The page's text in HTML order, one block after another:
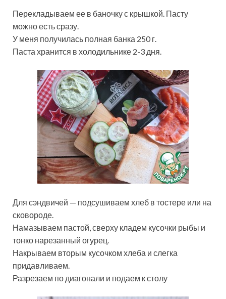
Перекладываем ее в баночку с крышкой. Пасту
можно есть сразу.
У меня получилась полная банка 250 г.
Паста хранится в холодильнике 2-3 дня.
Для сэндвичей — подсушиваем хлеб в тостере или на
сковороде.
Намазываем пастой, сверху кладем кусочки рыбы и
тонко нарезанный огурец.
Накрываем вторым кусочком хлеба и слегка
придавливаем.
Разрезаем по диагонали и подаем к столу